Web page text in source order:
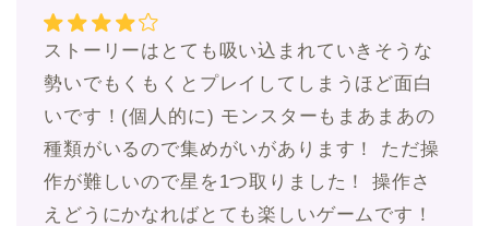
ストーリーはとても吸い込まれていきそうな
勢いでもくもくとプレイしてしまうほど面白
いです！(個人的に) モンスターもまあまあの
種類がいるので集めがいがあります！ ただ操
作が難しいので星を1つ取りました！ 操作さ
えどうにかなればとても楽しいゲームです！